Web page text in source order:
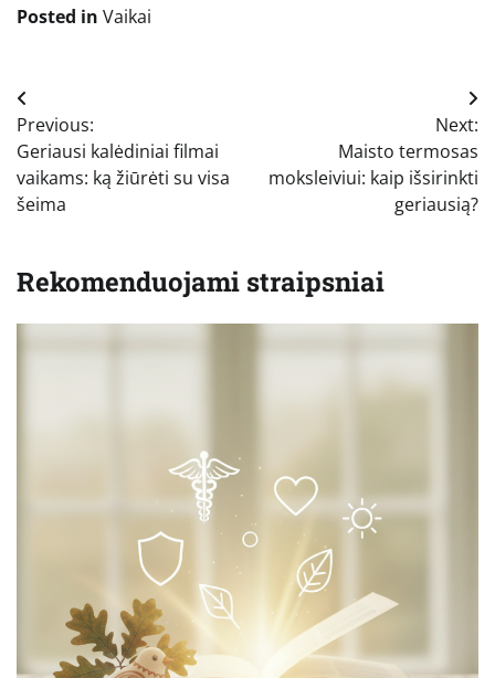
Posted in Vaikai
Navigacija
tarp
įrašų
Previous:
Geriausi kalėdiniai filmai
vaikams: ką žiūrėti su visa
šeima
Next:
Maisto termosas
moksleiviui: kaip išsirinkti
geriausią?
Rekomenduojami straipsniai